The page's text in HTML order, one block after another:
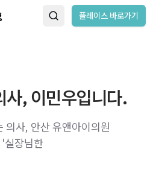
플레이스 바로가기
사, 이민우입니다.
의사, 안산 유앤아이의원
실장님한